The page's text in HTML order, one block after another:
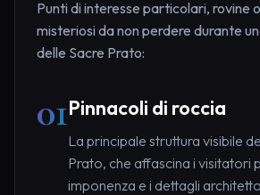
Punti di interesse particolari, rovine
misteriosi da non perdere durante
delle Sacre Prato:
01Pinnacoli di roccia
La principale struttura visibile
Prato, che affascina i visitatori
imponenza e i dettagli